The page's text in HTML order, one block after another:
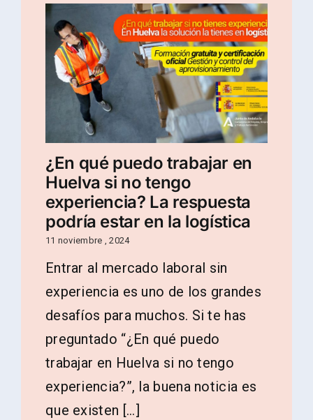
¿En qué puedo trabajar en
Huelva si no tengo
experiencia? La respuesta
podría estar en la logística
11 noviembre , 2024
Entrar al mercado laboral sin
experiencia es uno de los grandes
desafíos para muchos. Si te has
preguntado “¿En qué puedo
trabajar en Huelva si no tengo
experiencia?”, la buena noticia es
que existen [...]